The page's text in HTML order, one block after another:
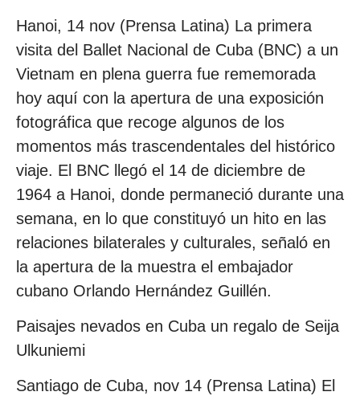
Hanoi, 14 nov (Prensa Latina) La primera
visita del Ballet Nacional de Cuba (BNC) a un
Vietnam en plena guerra fue rememorada
hoy aquí con la apertura de una exposición
fotográfica que recoge algunos de los
momentos más trascendentales del histórico
viaje. El BNC llegó el 14 de diciembre de
1964 a Hanoi, donde permaneció durante una
semana, en lo que constituyó un hito en las
relaciones bilaterales y culturales, señaló en
la apertura de la muestra el embajador
cubano Orlando Hernández Guillén.
Paisajes nevados en Cuba un regalo de Seija
Ulkuniemi
Santiago de Cuba, nov 14 (Prensa Latina) El